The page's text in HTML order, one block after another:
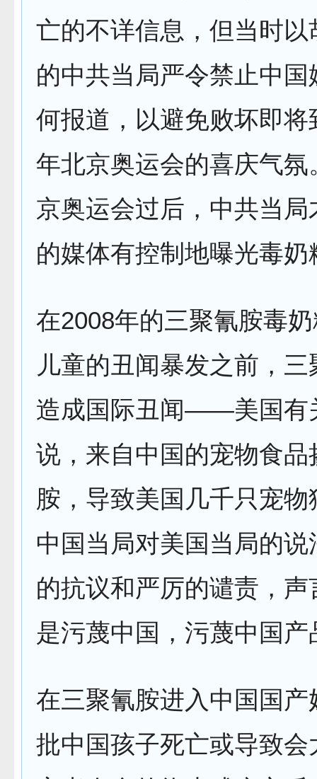
亡的不详信息，但当时以
的中共当局严令禁止中国
何报道，以避免败坏即将
年北京奥运会的喜庆气氛
京奥运会过后，中共当局
的媒体有控制地曝光毒奶
在2008年的三聚氰胺毒
儿童的丑闻暴发之前，
造成国际丑闻——美国有
说，来自中国的宠物食品
胺，导致美国几千只宠
中国当局对美国当局的说
的抗议和严厉的谴责，声
是污蔑中国，污蔑中国产
在三聚氰胺进入中国国产
批中国孩子死亡或导致会